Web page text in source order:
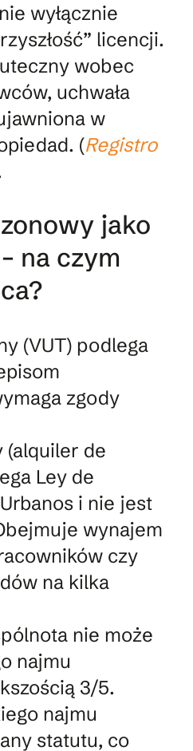
wyłącznie
licencji.
wobec
uchwała
w
(Registro
jako
na czym
(VUT) podlega
zgody
(alquiler de
Ley de
i nie jest
wynajem
czy
na kilka
nie może
najmu
3/5.
najmu
statutu, co